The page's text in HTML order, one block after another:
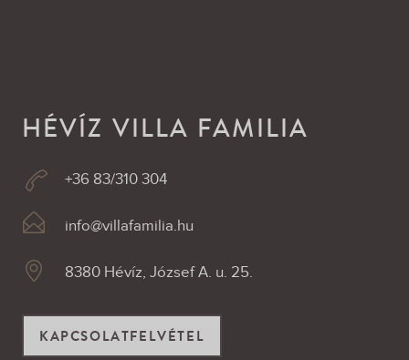
HÉVÍZ VILLA FAMILIA
+36 83/310 304
info@villafamilia.hu
8380 Hévíz, József A. u. 25.
KAPCSOLATFELVÉTEL